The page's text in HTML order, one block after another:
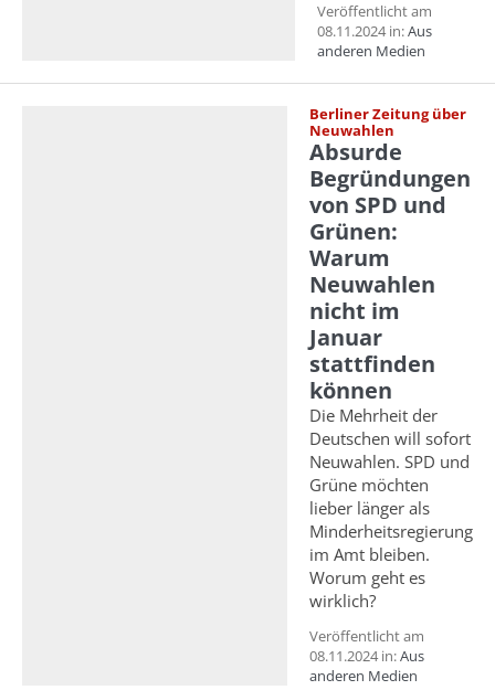
Veröffentlicht am
08.11.2024 in:Aus
anderen Medien
Berliner Zeitung über
Neuwahlen
Absurde
Begründungen
von SPD und
Grünen:
Warum
Neuwahlen
nicht im
Januar
stattfinden
können
Die Mehrheit der
Deutschen will sofort
Neuwahlen. SPD und
Grüne möchten
lieber länger als
Minderheitsregierung
im Amt bleiben.
Worum geht es
wirklich?
Veröffentlicht am
08.11.2024 in:Aus
anderen Medien